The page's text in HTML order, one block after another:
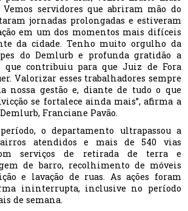
servidores que abriram mão do
jornadas prolongadas e estiveram
em um dos momentos mais difíceis
da cidade. Tenho muito orgulho da
do Demlurb e profunda gratidão a
que contribuiu para que Juiz de Fora
Valorizar esses trabalhadores sempre
nossa gestão e, diante de tudo o que
se fortalece ainda mais”, afirma a
Franciane Pavão.
o departamento ultrapassou a
atendidos e mais de 540 vias
serviços de retirada de terra e
de barro, recolhimento de móveis
e lavação de ruas. As ações foram
ininterrupta, inclusive no período
de semana.